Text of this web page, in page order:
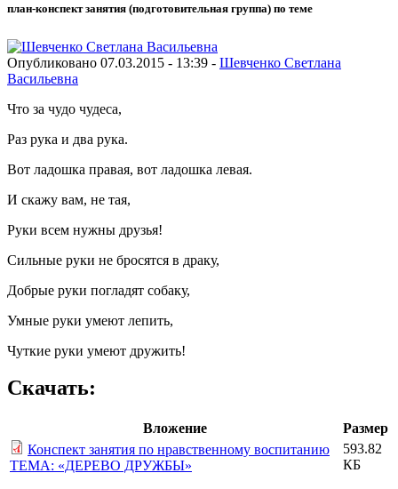
план-конспект занятия (подготовительная группа) по теме
Опубликовано 07.03.2015 - 13:39 - Шевченко Светлана
Васильевна
Что за чудо чудеса,
Раз рука и два рука.
Вот ладошка правая, вот ладошка левая.
И скажу вам, не тая,
Руки всем нужны друзья!
Сильные руки не бросятся в драку,
Добрые руки погладят собаку,
Умные руки умеют лепить,
Чуткие руки умеют дружить!
Скачать:
Вложение
Размер
Конспект занятия по нравственному воспитанию
ТЕМА: «ДЕРЕВО ДРУЖБЫ»
593.82
КБ